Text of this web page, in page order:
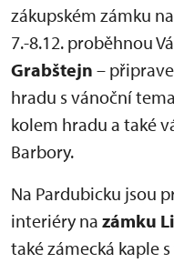
zákupském zámku
7.-8.12. proběhnou
Grabštejn –
hradu s vánoční
kolem hradu a také
Barbory.
Na Pardubicku jsou
interiéry na zámku
také zámecká kaple